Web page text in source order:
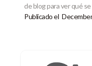
de blog para ver qué
Publicado el